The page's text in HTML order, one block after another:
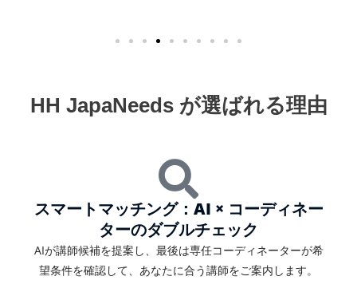
HH JapaNeeds が選ばれる理由
スマートマッチング：AI × コーディネー
ターのダブルチェック
AIが講師候補を提案し、最後は専任コーディネーターが希
望条件を確認して、あなたに合う講師をご案内します。